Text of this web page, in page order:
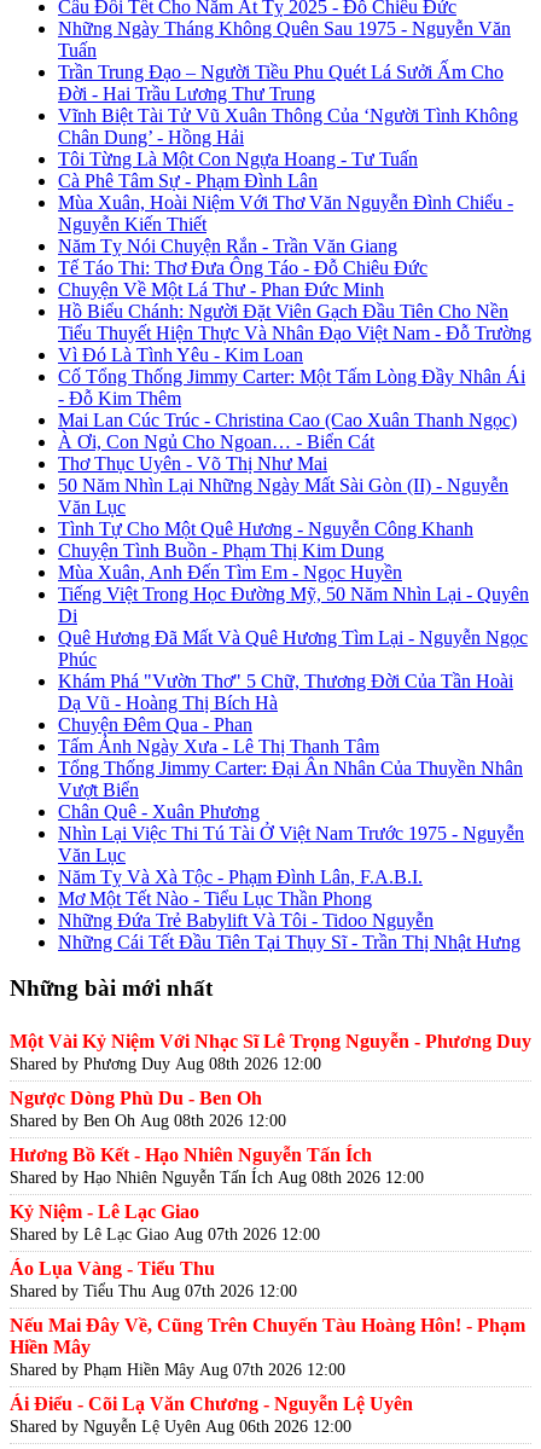
Câu Đối Tết Cho Năm Ất Tỵ 2025 - Đỗ Chiêu Đức
Những Ngày Tháng Không Quên Sau 1975 - Nguyễn Văn
Tuấn
Trần Trung Đạo – Người Tiều Phu Quét Lá Sưởi Ấm Cho
Đời - Hai Trầu Lương Thư Trung
Vĩnh Biệt Tài Tử Vũ Xuân Thông Của ‘Người Tình Không
Chân Dung’ - Hồng Hải
Tôi Từng Là Một Con Ngựa Hoang - Tư Tuấn
Cà Phê Tâm Sự - Phạm Đình Lân
Mùa Xuân, Hoài Niệm Với Thơ Văn Nguyễn Đình Chiểu -
Nguyễn Kiến Thiết
Năm Tỵ Nói Chuyện Rắn - Trần Văn Giang
Tế Táo Thi: Thơ Đưa Ông Táo - Đỗ Chiêu Đức
Chuyện Về Một Lá Thư - Phan Đức Minh
Hồ Biểu Chánh: Người Đặt Viên Gạch Đầu Tiên Cho Nền
Tiểu Thuyết Hiện Thực Và Nhân Đạo Việt Nam - Đỗ Trường
Vì Đó Là Tình Yêu - Kim Loan
Cố Tổng Thống Jimmy Carter: Một Tấm Lòng Đầy Nhân Ái
- Đỗ Kim Thêm
Mai Lan Cúc Trúc - Christina Cao (Cao Xuân Thanh Ngọc)
À Ơi, Con Ngủ Cho Ngoan… - Biển Cát
Thơ Thục Uyên - Võ Thị Như Mai
50 Năm Nhìn Lại Những Ngày Mất Sài Gòn (II) - Nguyễn
Văn Lục
Tình Tự Cho Một Quê Hương - Nguyễn Công Khanh
Chuyện Tình Buồn - Phạm Thị Kim Dung
Mùa Xuân, Anh Đến Tìm Em - Ngọc Huyền
Tiếng Việt Trong Học Đường Mỹ, 50 Năm Nhìn Lại - Quyên
Di
Quê Hương Đã Mất Và Quê Hương Tìm Lại - Nguyễn Ngọc
Phúc
Khám Phá "Vườn Thơ" 5 Chữ, Thương Đời Của Tần Hoài
Dạ Vũ - Hoàng Thị Bích Hà
Chuyện Đêm Qua - Phan
Tấm Ảnh Ngày Xưa - Lê Thị Thanh Tâm
Tổng Thống Jimmy Carter: Đại Ân Nhân Của Thuyền Nhân
Vượt Biển
Chân Quê - Xuân Phương
Nhìn Lại Việc Thi Tú Tài Ở Việt Nam Trước 1975 - Nguyễn
Văn Lục
Năm Tỵ Và Xà Tộc - Phạm Đình Lân, F.A.B.I.
Mơ Một Tết Nào - Tiểu Lục Thần Phong
Những Đứa Trẻ Babylift Và Tôi - Tidoo Nguyễn
Những Cái Tết Đầu Tiên Tại Thụy Sĩ - Trần Thị Nhật Hưng
Những bài mới nhất
Một Vài Kỷ Niệm Với Nhạc Sĩ Lê Trọng Nguyễn - Phương Duy
Shared by Phương Duy Aug 08th 2026 12:00
Ngược Dòng Phù Du - Ben Oh
Shared by Ben Oh Aug 08th 2026 12:00
Hương Bồ Kết - Hạo Nhiên Nguyễn Tấn Ích
Shared by Hạo Nhiên Nguyễn Tấn Ích Aug 08th 2026 12:00
Kỷ Niệm - Lê Lạc Giao
Shared by Lê Lạc Giao Aug 07th 2026 12:00
Áo Lụa Vàng - Tiểu Thu
Shared by Tiểu Thu Aug 07th 2026 12:00
Nếu Mai Đây Về, Cũng Trên Chuyến Tàu Hoàng Hôn! - Phạm
Hiền Mây
Shared by Phạm Hiền Mây Aug 07th 2026 12:00
Ái Điểu - Cõi Lạ Văn Chương - Nguyễn Lệ Uyên
Shared by Nguyễn Lệ Uyên Aug 06th 2026 12:00